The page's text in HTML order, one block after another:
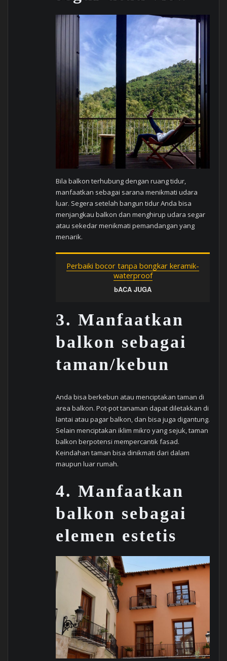
Bila balkon terhubung dengan ruang tidur,
manfaatkan sebagai sarana menikmati udara
luar. Segera setelah bangun tidur Anda bisa
menjangkau balkon dan menghirup udara segar
atau sekedar menikmati pemandangan yang
menarik.
Perbaiki bocor tanpa bongkar keramik-
waterproof
bACA JUGA
3.Manfaatkan
balkon sebagai
taman/kebun
Anda bisa berkebun atau menciptakan taman di
area balkon. Pot-pot tanaman dapat diletakkan di
lantai atau pagar balkon, dan bisa juga digantung.
Selain menciptakan iklim mikro yang sejuk, taman
balkon berpotensi mempercantik fasad.
Keindahan taman bisa dinikmati dari dalam
maupun luar rumah.
4.Manfaatkan
balkon sebagai
elemen estetis